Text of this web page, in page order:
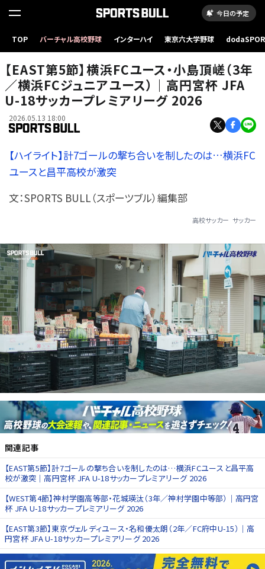
今日の予定
TOP バーチャル高校野球 インターハイ 東京六大学野球
【EAST第5節】横浜FCユース・小島頂嵯（3年
／横浜FCジュニアユース）｜高円宮杯 JFA
U-18サッカープレミアリーグ 2026
2026.05.13 18:00
【ハイライト】計7ゴールの撃ち合いを制したのは…横浜FC
ユースと昌平高校が激突
文：SPORTS BULL（スポーツブル）編集部
高校サッカー サッカー
関連記事
【EAST第5節】計7ゴールの撃ち合いを制したのは…横浜FCユースと昌平高
校が激突｜高円宮杯 JFA U-18サッカープレミアリーグ 2026
【WEST第4節】神村学園高等部・花城瑛汰（3年／神村学園中等部）｜高円宮
杯 JFA U-18サッカープレミアリーグ 2026
【EAST第3節】東京ヴェルディユース・名和優太朗（2年／FC府中U-15）｜高
円宮杯 JFA U-18サッカープレミアリーグ 2026